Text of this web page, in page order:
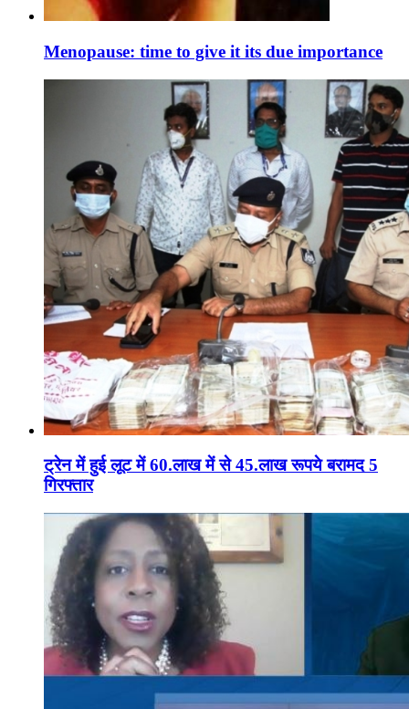
Menopause: time to give it its due importance
ट्रेन में हुई लूट में 60.लाख में से 45.लाख रूपये बरामद 5
गिरफ्तार